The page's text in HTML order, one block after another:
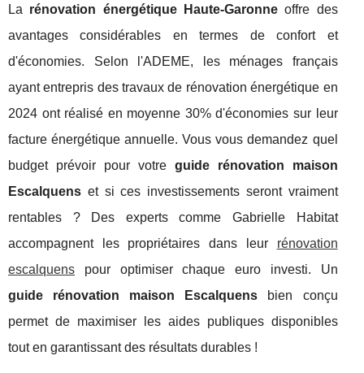
La rénovation énergétique Haute-Garonneoffre des
avantages considérables en termes de confort et
d'économies. Selon l'ADEME, les ménages français
ayant entrepris des travaux de rénovation énergétique en
2024 ont réalisé en moyenne 30% d'économies sur leur
facture énergétique annuelle. Vous vous demandez quel
budget prévoir pour votre guide rénovation maison
Escalquens et si ces investissements seront vraiment
rentables ? Des experts comme Gabrielle Habitat
accompagnent les propriétaires dans leur rénovation
escalquens pour optimiser chaque euro investi. Un
guide rénovation maison Escalquens bien conçu
permet de maximiser les aides publiques disponibles
tout en garantissant des résultats durables !